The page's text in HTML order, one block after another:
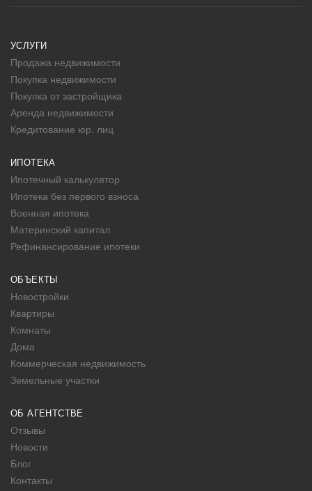
УСЛУГИ
Продажа недвижимости
Покупка недвижимости
Покупка от застройщика
Аренда недвижимости
Кредитование юр. лиц
ИПОТЕКА
Ипотечный калькулятор
Ипотека без первого взноса
Военная ипотека
Материнский капитал
Рефинансирование ипотеки
ОБЪЕКТЫ
Новостройки
Квартиры
Комнаты
Дома
Коммерческая недвижимость
Земельные участки
ОБ АГЕНТСТВЕ
Отзывы
Новости
Блог
Контакты